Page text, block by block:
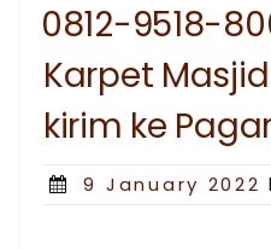
Masjid
kirim
Pagar
0812-9518-
Karpet
kirim ke
Posted
9 January 2022